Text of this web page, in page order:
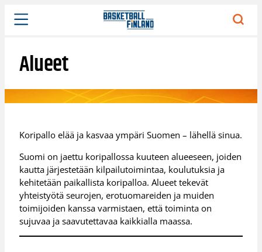
Siirry
sisältöön
Alueet
Koripallo elää ja kasvaa ympäri Suomen – lähellä sinua.
Suomi on jaettu koripallossa kuuteen alueeseen, joiden
kautta järjestetään kilpailutoimintaa, koulutuksia ja
kehitetään paikallista koripalloa. Alueet tekevät
yhteistyötä seurojen, erotuomareiden ja muiden
toimijoiden kanssa varmistaen, että toiminta on
sujuvaa ja saavutettavaa kaikkialla maassa.